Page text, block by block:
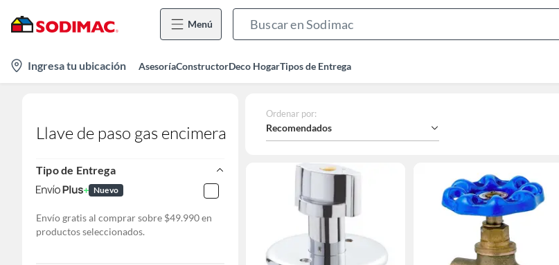
Menú
Bar
location-
icon
Ingresa tu ubicación AsesoríaConstructorDeco HogarTipos de Entrega
Llave de paso gas encimera
Tipo de Entrega
Nuevo
Envío gratis al comprar sobre $49.990 en
productos seleccionados.
Ordenar por:
Recomendados